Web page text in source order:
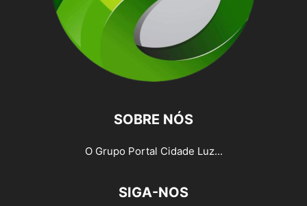
SOBRE NÓS
O Grupo Portal Cidade Luz...
SIGA-NOS